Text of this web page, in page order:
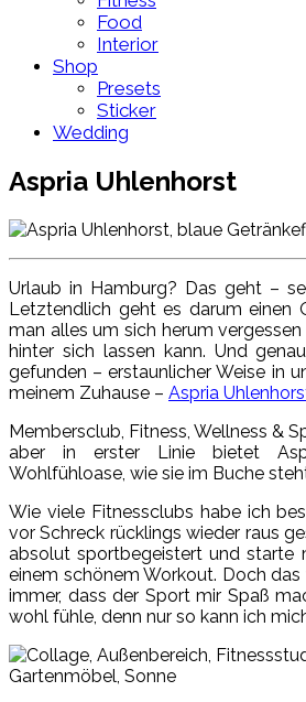
Food
Interior
Shop
Presets
Sticker
Wedding
Aspria Uhlenhorst
Urlaub in Hamburg? Das geht –
Letztendlich geht es darum einen
man alles um sich herum
hinter sich lassen kann. Und
gefunden – erstaunlicher Weise in
meinem Zuhause – Aspria
Membersclub, Fitness, Wellness &
aber in erster Linie bietet
Wohlfühloase, wie sie im Buche
Wie viele Fitnessclubs habe ich
vor Schreck rücklings wieder raus
absolut sportbegeistert und starte
einem schönem Workout. Doch
immer, dass der Sport mir Spaß
wohl fühle, denn nur so kann ich